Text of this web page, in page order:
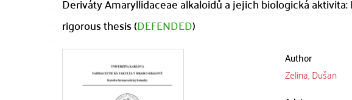
rigorous thesis (DEFENDED)
Author
Zelina, Dušan